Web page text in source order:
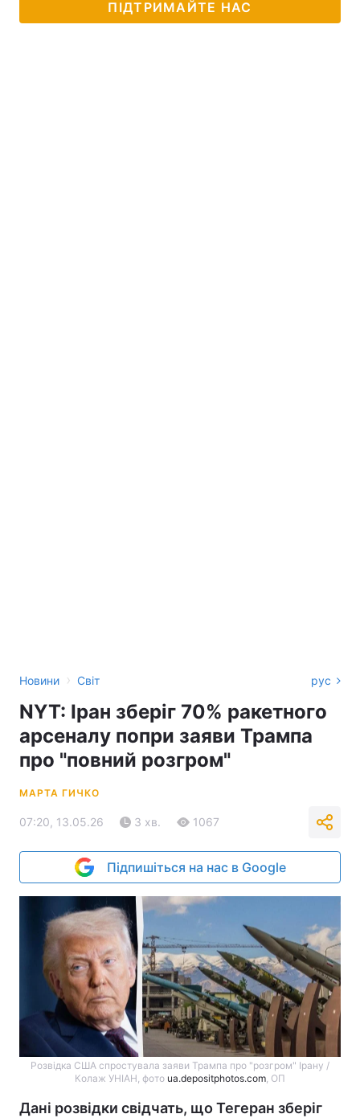
ПІДТРИМАЙТЕ НАС
Новини › Світ рус
NYT: Іран зберіг 70% ракетного
арсеналу попри заяви Трампа
про "повний розгром"
МАРТА ГИЧКО
07:20, 13.05.26 3 хв. 1067
Підпишіться на нас в Google
Розвідка США спростувала заяви Трампа про "розгром" Ірану /
Колаж УНІАН, фото ua.depositphotos.com, ОП
Дані розвідки свідчать, що Тегеран зберіг